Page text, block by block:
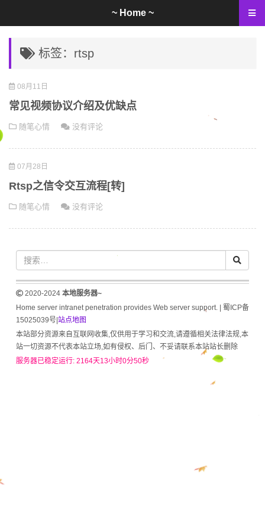
标签：rtsp
08月11日
常见视频协议介绍及优缺点
随笔心情 没有评论
07月28日
Rtsp之信令交互流程[转]
随笔心情 没有评论
2020-2024 本地服务器~
Home server intranet penetration provides Web server support. | 蜀ICP备
15025039号| 站点地图
本站部分资源来自互联网收集,仅供用于学习和交流,请遵循相关法律法规,本
站一切资源不代表本站立场,如有侵权、后门、不妥请联系本站站长删除
服务器已稳定运行: 2164天13小时0分50秒
~ Home ~